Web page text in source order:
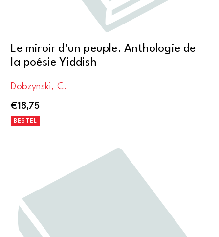
Le miroir d’un peuple. Anthologie de
la poésie Yiddish
Dobzynski, C.
€18,75
BESTEL